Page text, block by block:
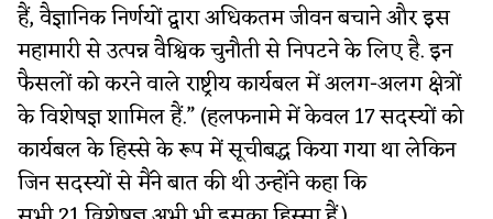
हैं, वैज्ञानिक निर्णयों द्वारा अधिकतम जीवन बचाने और इस
महामारी से उत्पन्न वैश्विक चुनौती से निपटने के लिए है. इन
फैसलों को करने वाले राष्ट्रीय कार्यबल में अलग-अलग क्षेत्रों
के विशेषज्ञ शामिल हैं.” (हलफनामे में केवल 17 सदस्यों को
कार्यबल के हिस्से के रूप में सूचीबद्ध किया गया था लेकिन
जिन सदस्यों से मैंने बात की थी उन्होंने कहा कि